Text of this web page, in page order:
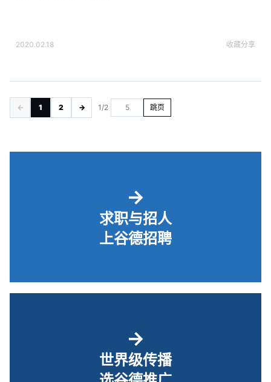
2020.02.18 收藏分享
← 1 2 → 1/2 跳页
→
求职与招人
上谷德招聘
→
世界级传播